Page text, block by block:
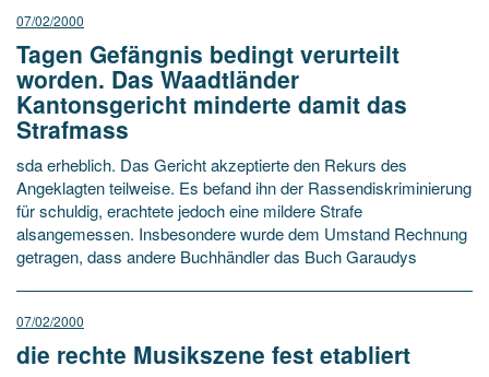
07/02/2000
Tagen Gefängnis bedingt verurteilt
worden. Das Waadtländer
Kantonsgericht minderte damit das
Strafmass
sda erheblich. Das Gericht akzeptierte den Rekurs des
Angeklagten teilweise. Es befand ihn der Rassendiskriminierung
für schuldig, erachtete jedoch eine mildere Strafe
alsangemessen. Insbesondere wurde dem Umstand Rechnung
getragen, dass andere Buchhändler das Buch Garaudys
07/02/2000
die rechte Musikszene fest etabliert